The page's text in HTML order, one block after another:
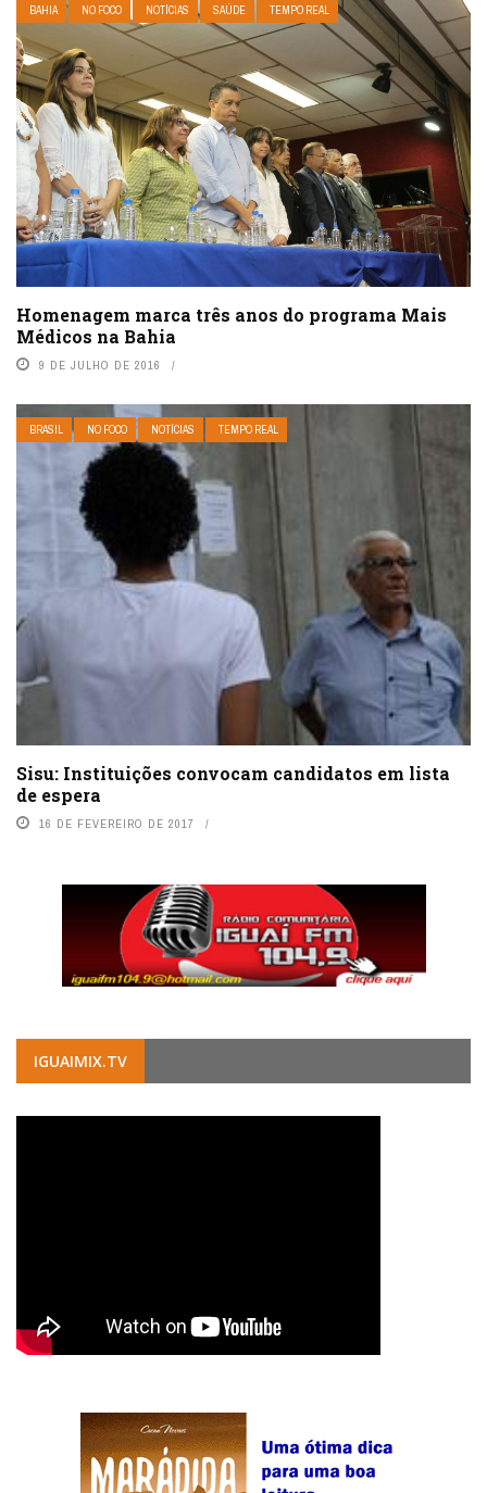
BAHIA NO FOCO NOTÍCIAS SAÚDE TEMPO REAL
Homenagem marca três anos do programa Mais
Médicos na Bahia
9 DE JULHO DE 2016
BRASIL NO FOCO NOTÍCIAS TEMPO REAL
Sisu: Instituições convocam candidatos em lista
de espera
16 DE FEVEREIRO DE 2017
IGUAIMIX.TV